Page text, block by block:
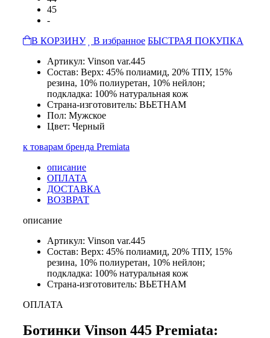
45
-
В КОРЗИНУ
В избранное БЫСТРАЯ ПОКУПКА
Артикул: Vinson var.445
Состав: Верх: 45% полиамид, 20% ТПУ, 15%
резина, 10% полиуретан, 10% нейлон;
подкладка: 100% натуральная кож
Страна-изготовитель: ВЬЕТНАМ
Пол: Мужское
Цвет: Черный
к товарам бренда Premiata
описание
ОПЛАТА
ДОСТАВКА
ВОЗВРАТ
описание
Артикул: Vinson var.445
Состав: Верх: 45% полиамид, 20% ТПУ, 15%
резина, 10% полиуретан, 10% нейлон;
подкладка: 100% натуральная кож
Страна-изготовитель: ВЬЕТНАМ
ОПЛАТА
Ботинки Vinson 445 Premiata: